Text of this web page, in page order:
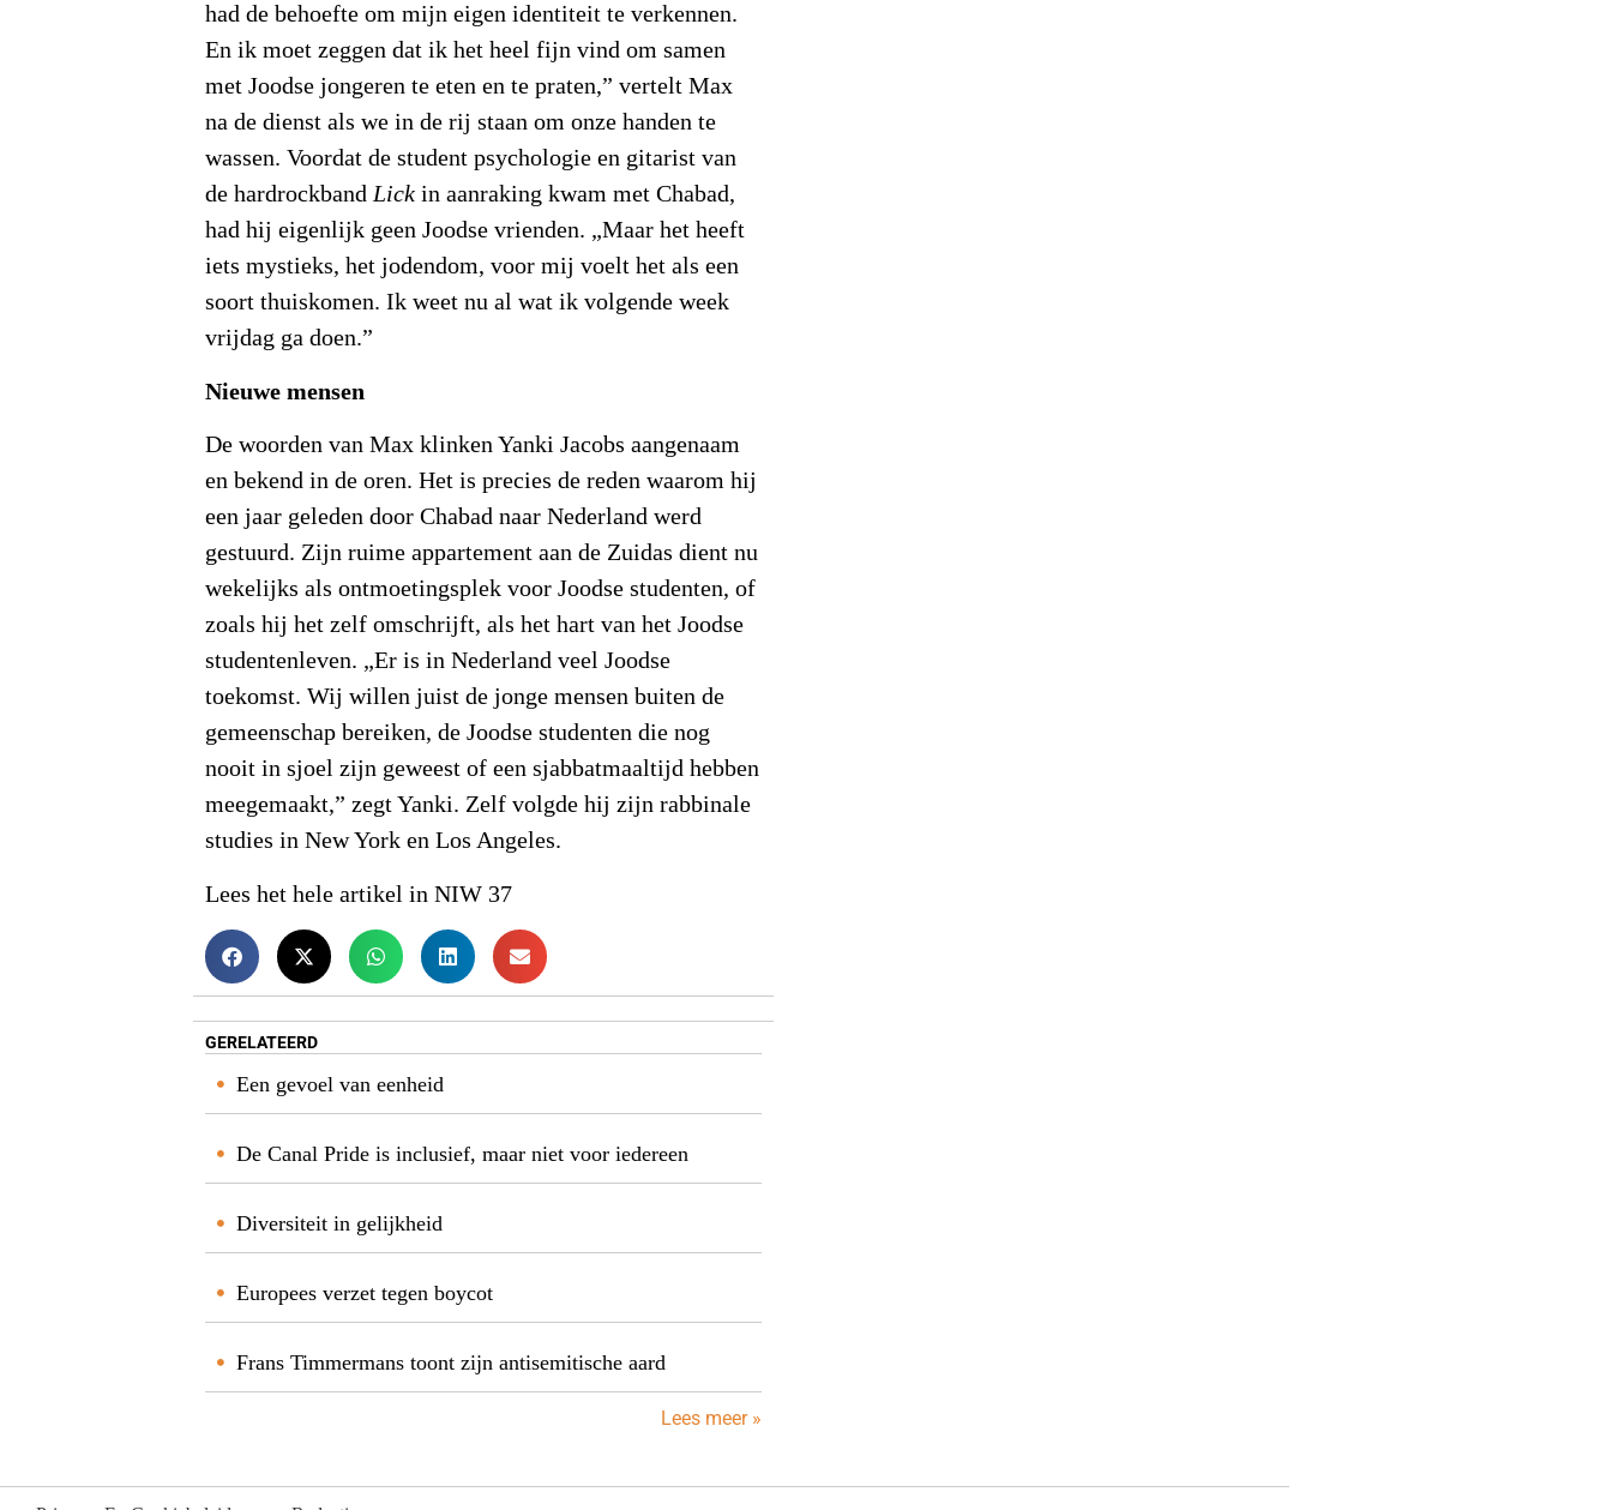
had de behoefte om mijn eigen identiteit te verkennen.
En ik moet zeggen dat ik het heel fijn vind om samen
met Joodse jongeren te eten en te praten,” vertelt Max
na de dienst als we in de rij staan om onze handen te
wassen. Voordat de student psychologie en gitarist van
de hardrockbandLick in aanraking kwam met Chabad,
had hij eigenlijk geen Joodse vrienden. „Maar het heeft
iets mystieks, het jodendom, voor mij voelt het als een
soort thuiskomen. Ik weet nu al wat ik volgende week
vrijdag ga doen.”
Nieuwe mensen
De woorden van Max klinken Yanki Jacobs aangenaam
en bekend in de oren. Het is precies de reden waarom hij
een jaar geleden door Chabad naar Nederland werd
gestuurd. Zijn ruime appartement aan de Zuidas dient nu
wekelijks als ontmoetingsplek voor Joodse studenten, of
zoals hij het zelf omschrijft, als het hart van het Joodse
studentenleven. „Er is in Nederland veel Joodse
toekomst. Wij willen juist de jonge mensen buiten de
gemeenschap bereiken, de Joodse studenten die nog
nooit in sjoel zijn geweest of een sjabbatmaaltijd hebben
meegemaakt,” zegt Yanki. Zelf volgde hij zijn rabbinale
studies in New York en Los Angeles.
Lees het hele artikel in NIW 37
GERELATEERD
Een gevoel van eenheid
De Canal Pride is inclusief, maar niet voor iedereen
Diversiteit in gelijkheid
Europees verzet tegen boycot
Frans Timmermans toont zijn antisemitische aard
Lees meer »